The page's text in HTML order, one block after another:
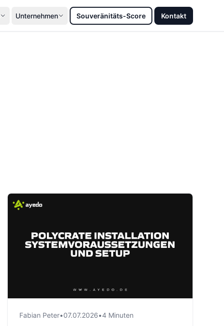
Unternehmen Souveränitäts-Score Kontakt
Fabian Peter•07.07.2026•4 Minuten